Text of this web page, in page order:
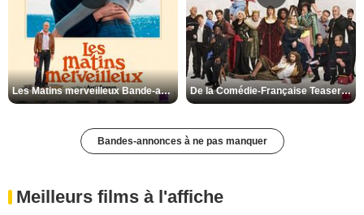
Les Matins merveilleux Bande-annonce VF De la Comédie-Française Teaser VF
Bandes-annonces à ne pas manquer
Meilleurs films à l'affiche